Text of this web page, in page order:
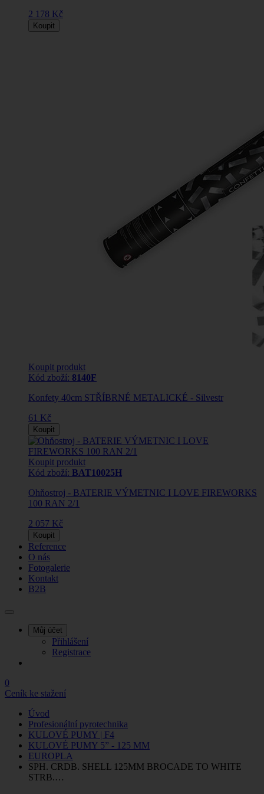
2 178 Kč
Koupit
Koupit produkt
Kód zboží: 8140F
Konfety 40cm STŘÍBRNÉ METALICKÉ - Silvestr
61 Kč
Koupit
Koupit produkt
Kód zboží: BAT10025H
Ohňostroj - BATERIE VÝMETNIC I LOVE FIREWORKS
100 RAN 2/1
2 057 Kč
Koupit
Reference
O nás
Fotogalerie
Kontakt
B2B
Můj účet
Přihlášení
Registrace
0
Ceník ke stažení
Úvod
Profesionální pyrotechnika
KULOVÉ PUMY | F4
KULOVÉ PUMY 5” - 125 MM
EUROPLA
SPH. CRDB. SHELL 125MM BROCADE TO WHITE
STRB.…